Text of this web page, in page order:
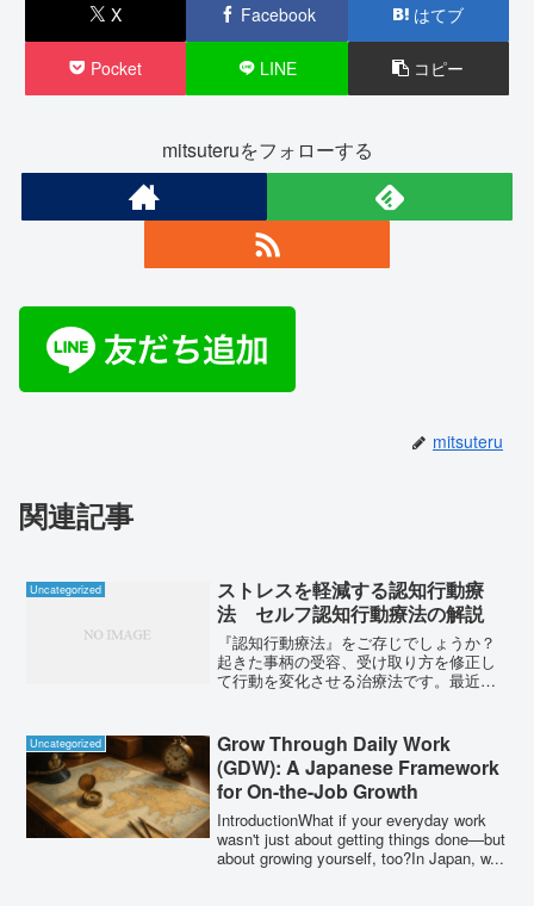
X Facebook はてブ
Pocket LINE コピー
mitsuteruをフォローする
mitsuteru
関連記事
Uncategorized
ストレスを軽減する認知行動療
法 セルフ認知行動療法の解説
『認知行動療法』をご存じでしょうか？
起きた事柄の受容、受け取り方を修正し
て行動を変化させる治療法です。最近、
記載します。認知行動療法は、認知と行
動の両方に焦点を当てた心...
Uncategorized
Grow Through Daily Work
(GDW): A Japanese Framework
for On-the-Job Growth
IntroductionWhat if your everyday work
wasn't just about getting things done—but
about growing yourself, too?In Japan, w...